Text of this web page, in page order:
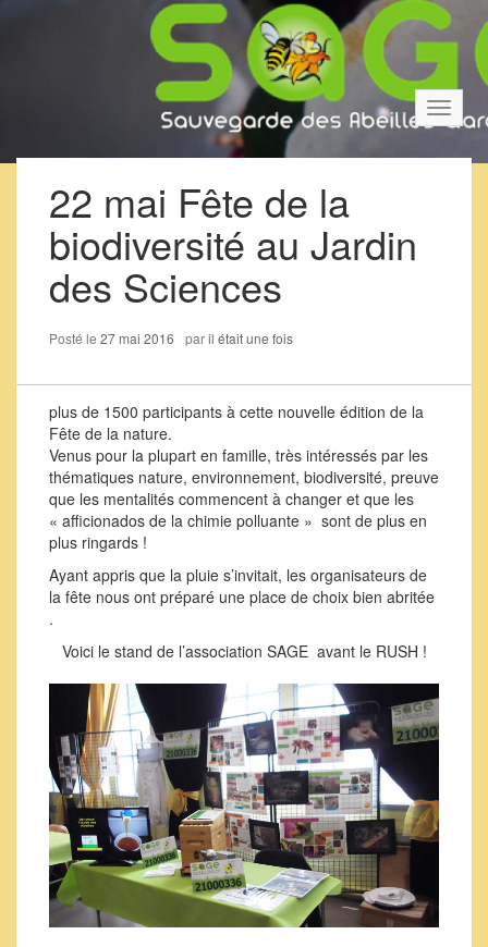
la
22 mai Fête de la
biodiversité au Jardin
des Sciences
Posté le 27 mai 2016 paril était une fois
plus de 1500 participants à cette nouvelle édition de la
Fête de la nature.
Venus pour la plupart en famille, très intéressés par les
thématiques nature, environnement, biodiversité, preuve
que les mentalités commencent à changer et que les
« afficionados de la chimie polluante » sont de plus en
plus ringards !
Ayant appris que la pluie s’invitait, les organisateurs de
la fête nous ont préparé une place de choix bien abritée
.
Voici le stand de l’association SAGE avant le RUSH !